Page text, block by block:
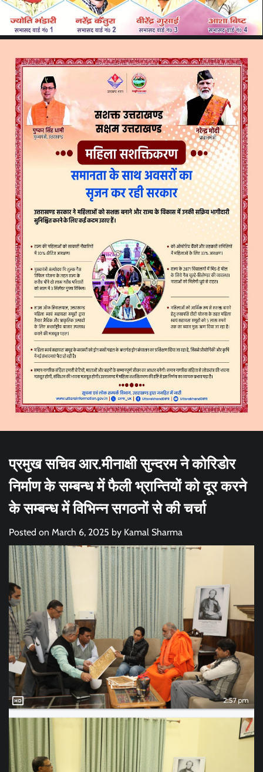
प्रमुख सचिव आर.मीनाक्षी सुन्दरम ने कोरिडोर
निर्माण के सम्बन्ध में फैली भ्रान्तियों को दूर करने
के सम्बन्ध में विभिन्न सगठनों से की चर्चा
Posted on March 6, 2025 by Kamal Sharma